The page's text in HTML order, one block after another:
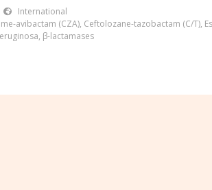
International
avibactam (CZA), Ceftolozane-tazobactam (C/T),
, β-lactamases